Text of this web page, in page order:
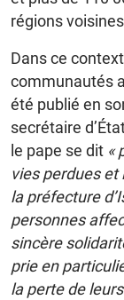
régions
Dans ce
communautés
été publié en
secrétaire
le pape se dit «
vies perdues et
la préfecture
personnes
sincère
prie en
la perte de